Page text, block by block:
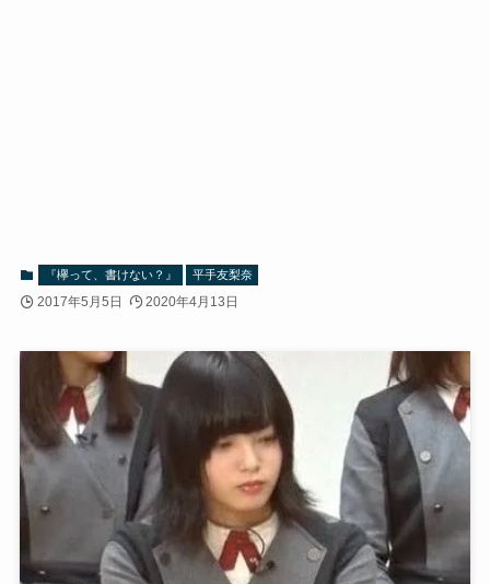
『欅って、書けない？』 平手友梨奈
2017年5月5日 2020年4月13日